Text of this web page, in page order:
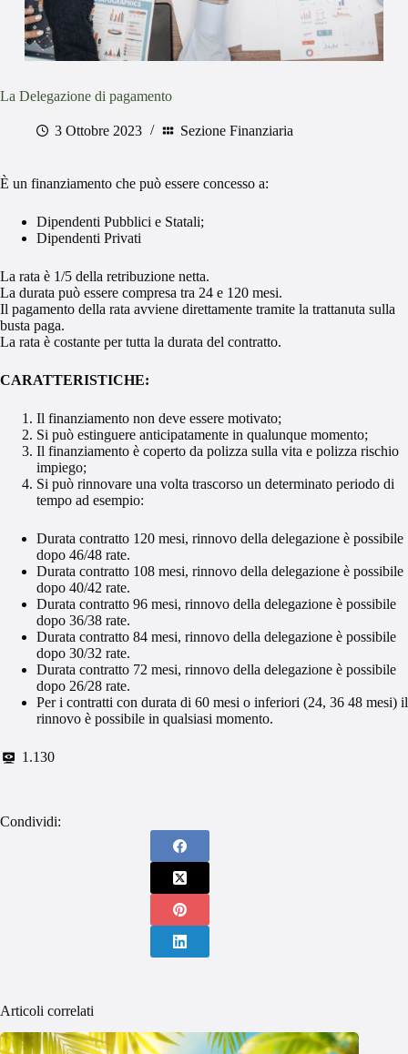
La Delegazione di pagamento
3 Ottobre 2023 Sezione Finanziaria
È un finanziamento che può essere concesso a:
Dipendenti Pubblici e Statali;
Dipendenti Privati
La rata è 1/5 della retribuzione netta.
La durata può essere compresa tra 24 e 120 mesi.
Il pagamento della rata avviene direttamente tramite la trattanuta sulla
busta paga.
La rata è costante per tutta la durata del contratto.
CARATTERISTICHE:
Il finanziamento non deve essere motivato;
Si può estinguere anticipatamente in qualunque momento;
Il finanziamento è coperto da polizza sulla vita e polizza rischio
impiego;
Si può rinnovare una volta trascorso un determinato periodo di
tempo ad esempio:
Durata contratto 120 mesi, rinnovo della delegazione è possibile
dopo 46/48 rate.
Durata contratto 108 mesi, rinnovo della delegazione è possibile
dopo 40/42 rate.
Durata contratto 96 mesi, rinnovo della delegazione è possibile
dopo 36/38 rate.
Durata contratto 84 mesi, rinnovo della delegazione è possibile
dopo 30/32 rate.
Durata contratto 72 mesi, rinnovo della delegazione è possibile
dopo 26/28 rate.
Per i contratti con durata di 60 mesi o inferiori (24, 36 48 mesi) il
rinnovo è possibile in qualsiasi momento.
1.130
Condividi:
Articoli correlati